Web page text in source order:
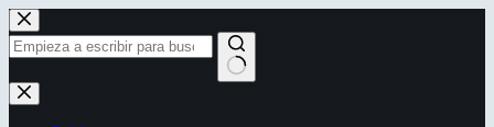
Saltar
al
contenido
Sin
resultados